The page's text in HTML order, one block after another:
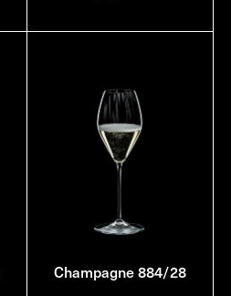
Champagne 884/28